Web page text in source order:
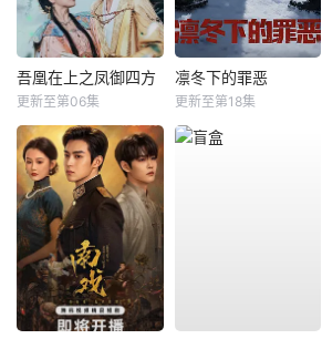
吾凰在上之凤御四方
更新至第06集
凛冬下的罪恶
更新至第18集